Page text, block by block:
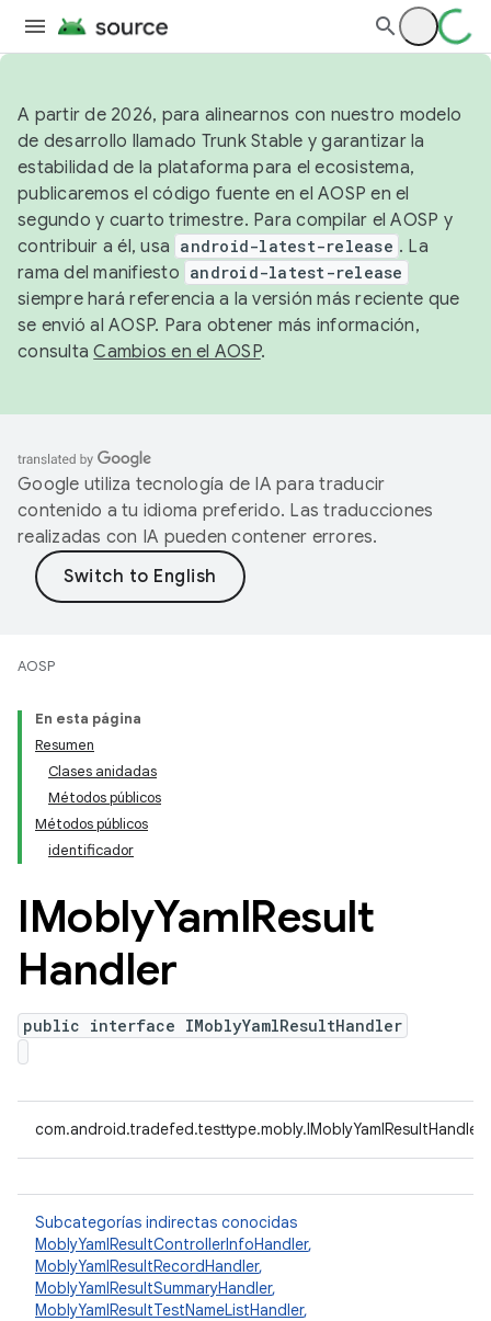
A partir de 2026, para alinearnos con nuestro modelo
de desarrollo llamado Trunk Stable y garantizar la
estabilidad de la plataforma para el ecosistema,
publicaremos el código fuente en el AOSP en el
segundo y cuarto trimestre. Para compilar el AOSP y
contribuir a él, usa android-latest-release . La
rama del manifiesto android-latest-release
siempre hará referencia a la versión más reciente que
se envió al AOSP. Para obtener más información,
consultaCambios en el AOSP.
Google utiliza tecnología de IA para traducir
contenido a tu idioma preferido. Las traducciones
realizadas con IA pueden contener errores.
AOSP
En esta página
Resumen
Clases anidadas
Métodos públicos
Métodos públicos
identificador
IMoblyYamlResult
Handler
public interface IMoblyYamlResultHandler
com.android.tradefed.testtype.mobly.IMoblyYamlResultHandler
Subcategorías indirectas conocidas
MoblyYamlResultControllerInfoHandler,
MoblyYamlResultRecordHandler,
MoblyYamlResultSummaryHandler,
MoblyYamlResultTestNameListHandler,